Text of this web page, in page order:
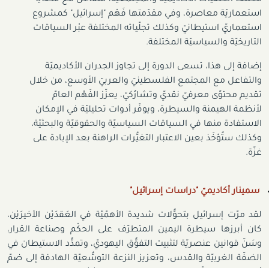
استعماريّة معاصرة، وفي مقدّمتها فَهْم "إسرائيل" كمشروع
استعماريّ استيطانيّ وكذلك تجلّياته المختلفة عبْر السياقات
التاريخيّة والسياسيّة المختلفة.
إضافة إلى هذا، تسعى الدورة إلى تجاوز الجدران الأكاديميّة
والتفاعل مع المجتمع الفلسطينيّ والعربيّ الأوسع، من خلال
تقديم محتوًى معرفيّ نقديّ وتشارُكيّ، يعزّز الفَهْم العامّ
لأنظمة الهيمنة والسيطرة، ويوفّر أدوات تحليليّة في الإمكان
الاستفادة منها في السياقات السياسيّة والحقوقيّة والبحثيّة،
وكذلك ستُؤخَذ بعين الاعتبار التغيُّرات الراهنة بعد الإبادة على
غزّة.
سمينار أكاديميّ "دراسات إسرائيل"
لقد مرّت إسرائيل بتحوُّلات شديدة الأهمّيّة في العَقدَيْن الأخيرَيْن،
كان أبرزها سيطرة اليمين المتطرّف على الحكْم وصناعة القرار،
وسَنّ قوانين عنصريّة لتثبيت التفوُّق اليهوديّ، وتمدُّد الاستيطان في
الضفّة الغربيّة والقدس، وتعزيز النزعة التوسُّعيّة الهادفة إلى ضمّ